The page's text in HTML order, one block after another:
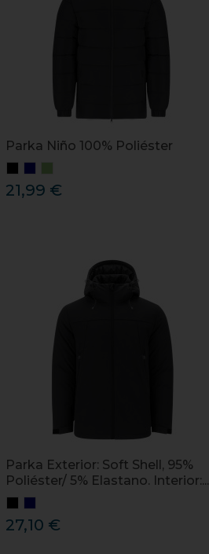
Parka Niño 100% Poliéster
21,99 €
Parka Exterior: Soft Shell, 95%
Poliéster/ 5% Elastano. Interior:...
27,10 €